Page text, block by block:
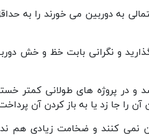
به دوربین می خورند را به
و نگرانی بابت خظ و خش
در پروژه های طولانی کمتر
را جا زد یا به باز کردن آن
نمی کنند و ضخامت زیادی هم